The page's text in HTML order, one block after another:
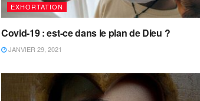
EXHORTATION
Covid-19 : est-ce dans le plan de Dieu ?
JANVIER 29, 2021